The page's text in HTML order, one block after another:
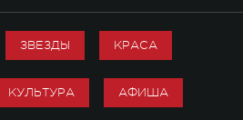
ЗВЕЗДЫ КРАСА
КУЛЬТУРА АФИША